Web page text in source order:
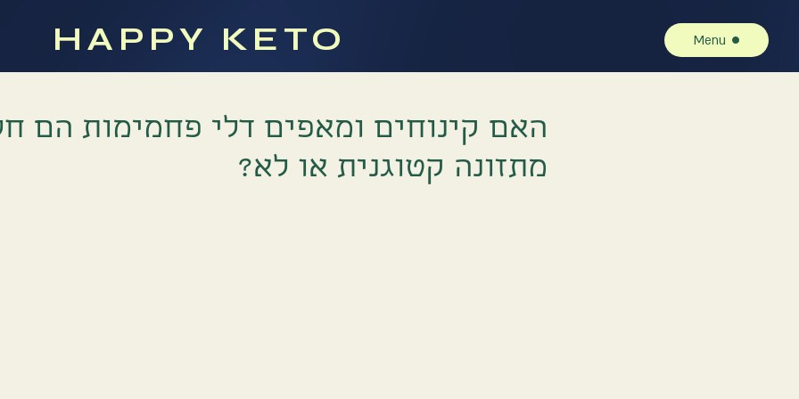
HAPPY KETO Menu
האם קינוחים ומאפים דלי פחמימות הם
מתזונה קטוגנית או לא?